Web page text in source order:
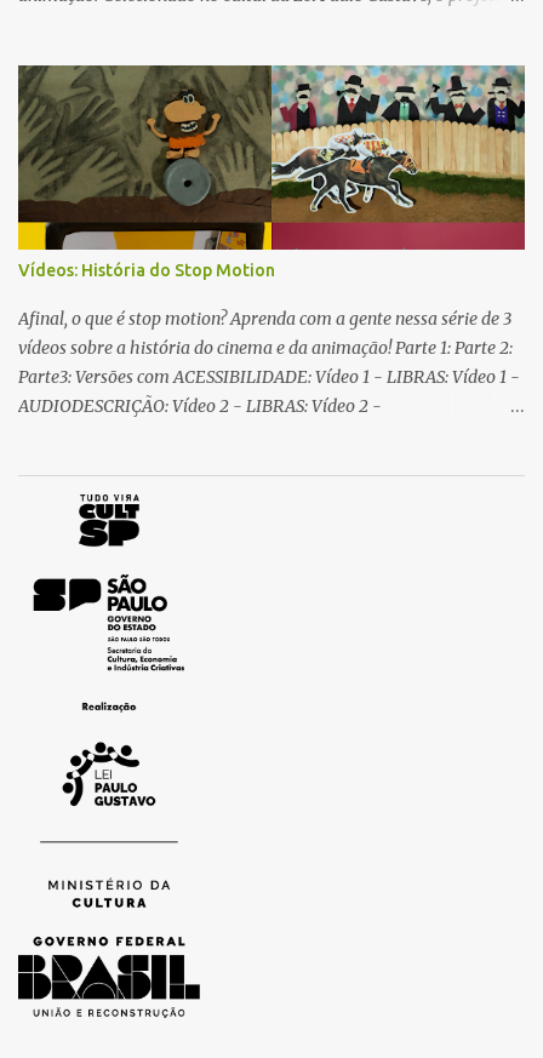
disponível na página de inscrições. Os selecionados recebem a
confirmação por e-mail ou celular. As vagas são limitadas. O
projeto também traz atividades de oficinas livres para a prática da
animação, que acontecem nos dias de funcionamento do Centro e
não precisam de inscrição. Horário de Circulação livre: quarta à
sexta, das 15 às 18h sábado, das 9 às 12h
Vídeos: História do Stop Motion
Afinal, o que é stop motion? Aprenda com a gente nessa série de 3
vídeos sobre a história do cinema e da animação! Parte 1: Parte 2:
Parte3: Versões com ACESSIBILIDADE: Vídeo 1 - LIBRAS: Vídeo 1 -
AUDIODESCRIÇÃO: Vídeo 2 - LIBRAS: Vídeo 2 -